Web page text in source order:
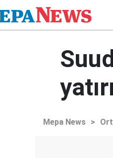
Mepa News >